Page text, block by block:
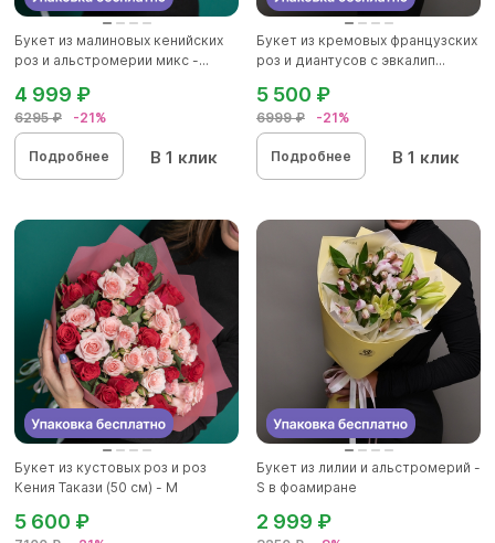
Букет из малиновых кенийских
роз и альстромерии микс -...
6295 ₽ -21%
4 999 ₽
Подробнее В 1 клик
Букет из кремовых французских
роз и диантусов с эвкалип...
6999 ₽ -21%
5 500 ₽
Подробнее В 1 клик
Букет из кустовых роз и роз
Кения Такази (50 см) - М
5 600 ₽
Букет из лилии и альстромерий -
S в фоамиране
2 999 ₽